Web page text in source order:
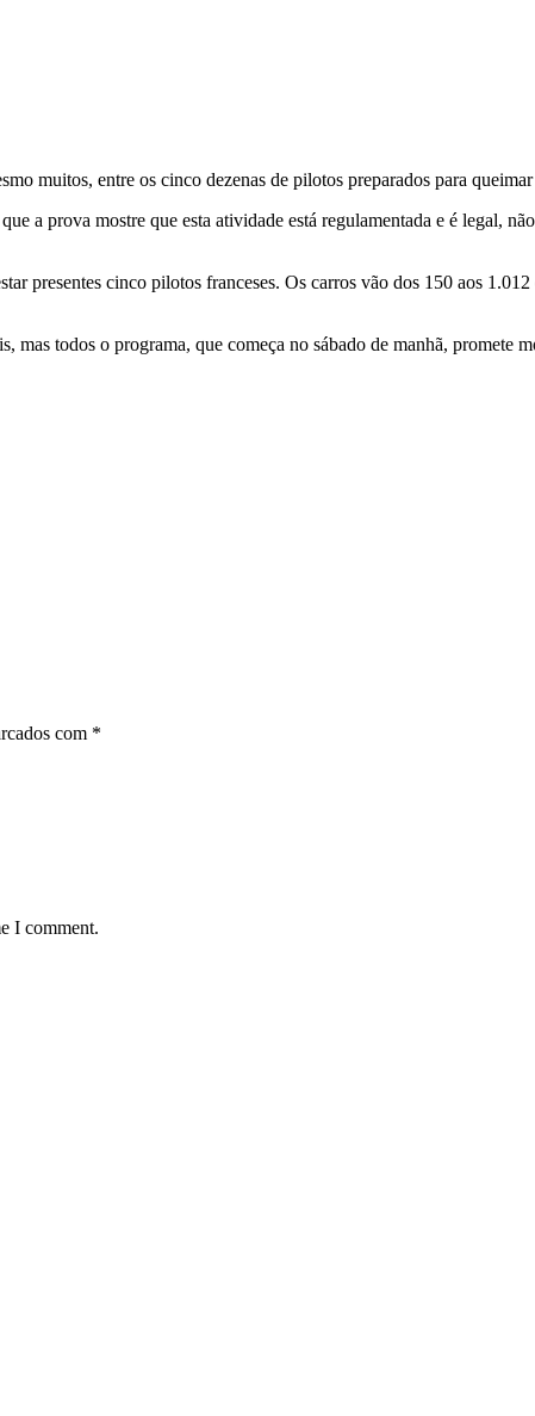
muitos, entre os cinco dezenas de pilotos preparados para
a prova mostre que esta atividade está regulamentada e é legal,
presentes cinco pilotos franceses. Os carros vão dos 150 aos
todos o programa, que começa no sábado de manhã, promete
com *
I comment.